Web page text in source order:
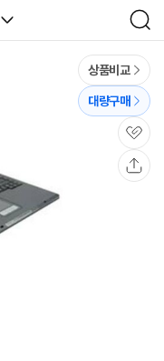
검
색
상품비교
대량구매
관
심